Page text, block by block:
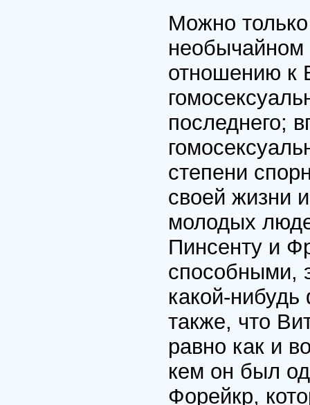
Можно
необычайном
отношению к
последнего;
степени
своей жизни
молодых
Пинсенту и
способными,
какой-
также, что
равно как и
кем он был
Форейкр,